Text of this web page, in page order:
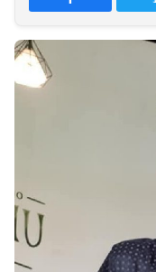
PT
TREETAN
MULTIMEDIA
INDONESIA
NTB
Time
IDN
Jogja
Rakyat
News
Notice
Baru
Follow